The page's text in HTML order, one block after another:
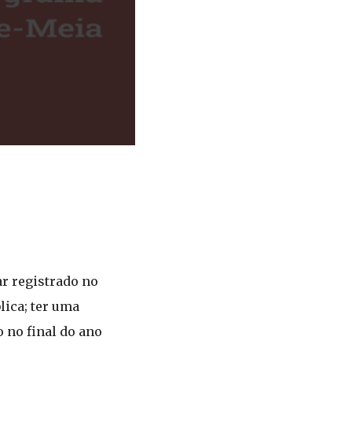
registrado no
ter uma
no final do ano